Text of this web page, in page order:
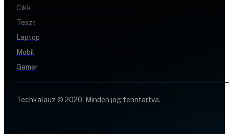
Cikk
Teszt
Laptop
Mobil
Gamer
Techkalauz © 2020. Minden jog fenntartva.